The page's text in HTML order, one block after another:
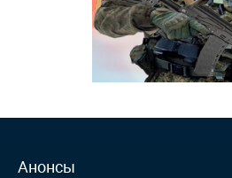
Анонсы